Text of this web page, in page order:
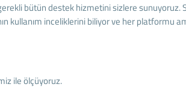
bütün destek hizmetini sizlere sunuyoruz.
kullanım inceliklerini biliyor ve her platformu
ile ölçüyoruz.